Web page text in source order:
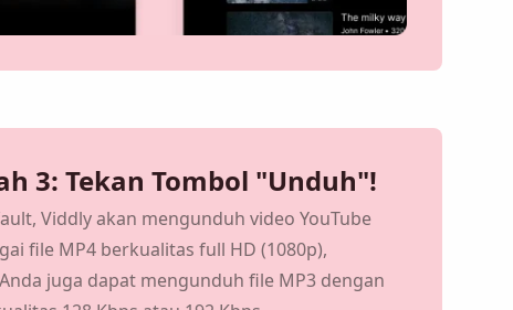
3: Tekan Tombol "Unduh"!
Viddly akan mengunduh video YouTube
file MP4 berkualitas full HD (1080p),
juga dapat mengunduh file MP3 dengan
menggunakan